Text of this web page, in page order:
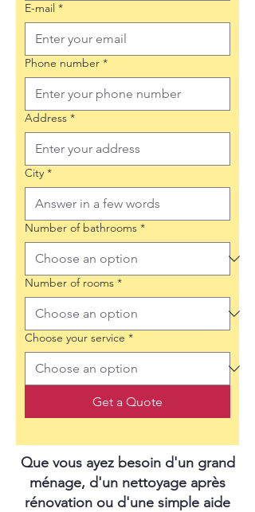
E-mail *
Phone number *
Address *
City *
Number of bathrooms *
Number of rooms *
Choose your service *
Get a Quote
Que vous ayez besoin d'un grand
ménage, d'un nettoyage après
rénovation ou d'une simple aide